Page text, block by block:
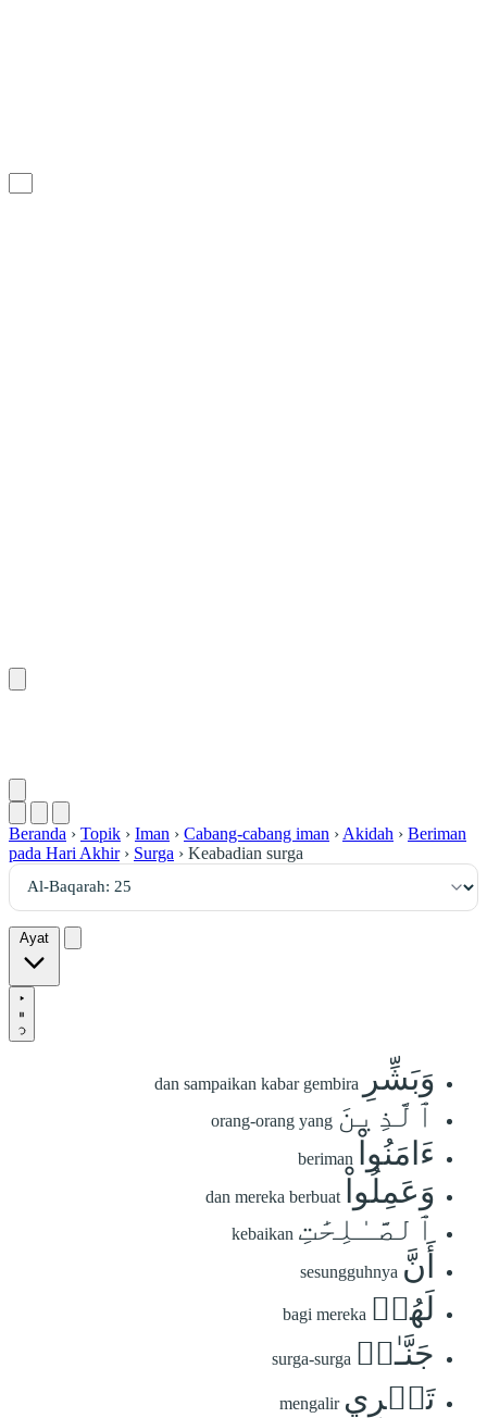
Beranda › Topik › Iman › Cabang-cabang iman › Akidah › Beriman
pada Hari Akhir › Surga › Keabadian surga
Ayat
وَبَشِّرِ dan sampaikan kabar gembira
ٱلَّذِينَ orang-orang yang
ءَامَنُواْ beriman
وَعَمِلُواْ dan mereka berbuat
ٱلصَّـٰلِحَٰتِ kebaikan
أَنَّ sesungguhnya
لَهُمۡ bagi mereka
جَنَّـٰتٖ surga-surga
تَجۡرِي mengalir